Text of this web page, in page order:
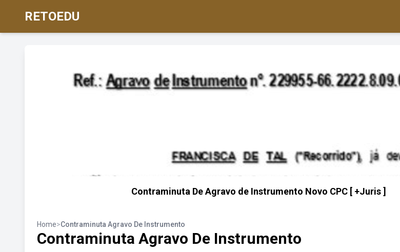
RETOEDU
Contraminuta De Agravo de Instrumento Novo CPC [ +Juris ]
Home>Contraminuta Agravo De Instrumento
Contraminuta Agravo De Instrumento